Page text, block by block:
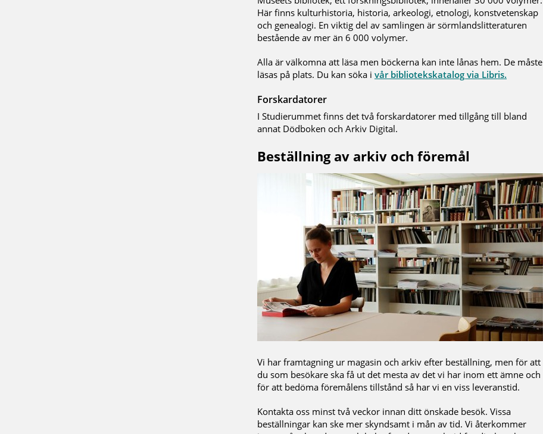
Här finns kulturhistoria, historia, arkeologi, etnologi, konstvetenskap
och genealogi. En viktig del av samlingen är sörmlandslitteraturen
bestående av mer än 6 000 volymer.
Alla är välkomna att läsa men böckerna kan inte lånas hem. De måste
läsas på plats. Du kan söka i vår bibliotekskatalog via Libris.
Forskardatorer
I Studierummet finns det två forskardatorer med tillgång till bland
annat Dödboken och Arkiv Digital.
Beställning av arkiv och föremål
Vi har framtagning ur magasin och arkiv efter beställning, men för att
du som besökare ska få ut det mesta av det vi har inom ett ämne och
för att bedöma föremålens tillstånd så har vi en viss leveranstid.
Kontakta oss minst två veckor innan ditt önskade besök. Vissa
beställningar kan ske mer skyndsamt i mån av tid. Vi återkommer